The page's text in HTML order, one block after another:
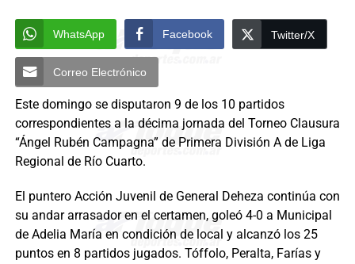
WhatsApp Facebook Twitter/X
Correo Electrónico
Este domingo se disputaron 9 de los 10 partidos
correspondientes a la décima jornada del Torneo Clausura
“Ángel Rubén Campagna” de Primera División A de Liga
Regional de Río Cuarto.
El puntero Acción Juvenil de General Deheza continúa con
su andar arrasador en el certamen, goleó 4-0 a Municipal
de Adelia María en condición de local y alcanzó los 25
puntos en 8 partidos jugados. Tóffolo, Peralta, Farías y